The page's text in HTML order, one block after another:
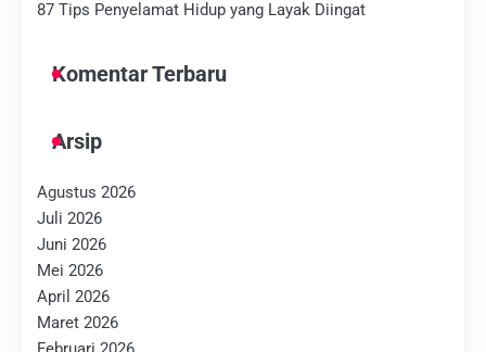
87 Tips Penyelamat Hidup yang Layak Diingat
Komentar Terbaru
Arsip
Agustus 2026
Juli 2026
Juni 2026
Mei 2026
April 2026
Maret 2026